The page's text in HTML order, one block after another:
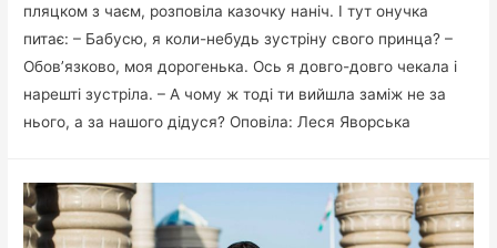
пляцком з чаєм, розповіла казочку наніч. І тут онучка
питає: – Бабусю, я коли-небудь зустріну свого принца? –
Обов’язково, моя дорогенька. Ось я довго-довго чекала і
нарешті зустріла. – А чому ж тоді ти вийшла заміж не за
нього, а за нашого дідуся? Оповіла: Леся Яворська